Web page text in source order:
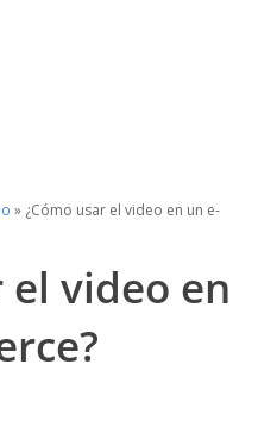
» ¿Cómo usar el video en un e-
el video en